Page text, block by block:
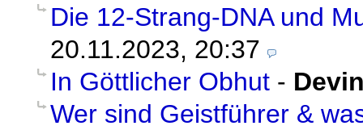
Die 12-Strang-DNA und
20.11.2023, 20:37
In Göttlicher Obhut -
Wer sind Geistführer &